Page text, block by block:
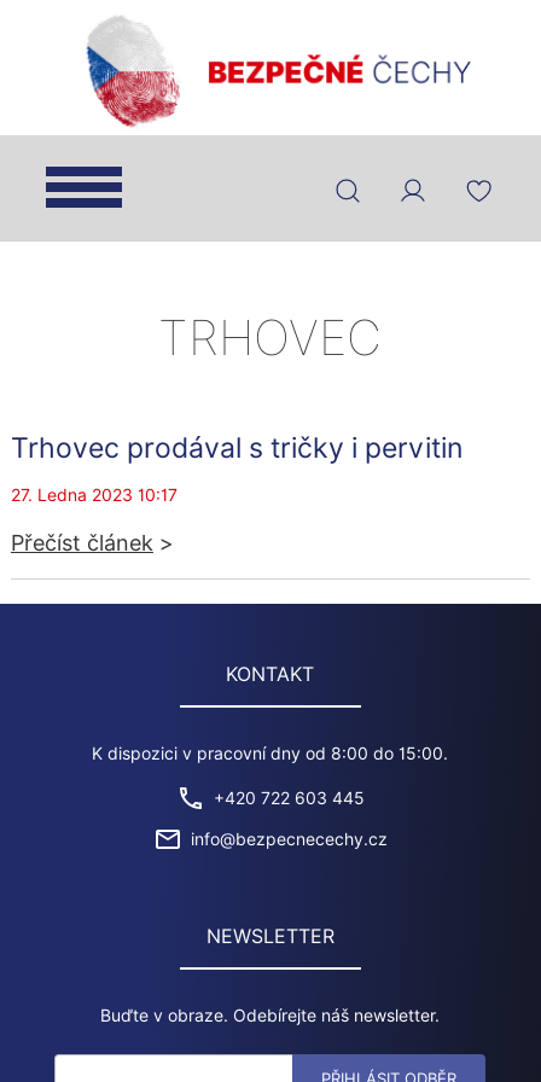
TRHOVEC
Trhovec prodával s tričky i pervitin
27. Ledna 2023 10:17
Přečíst článek >
KONTAKT
K dispozici v pracovní dny od 8:00 do 15:00.
+420 722 603 445
info@bezpecnecechy.cz
NEWSLETTER
Buďte v obraze. Odebírejte náš newsletter.